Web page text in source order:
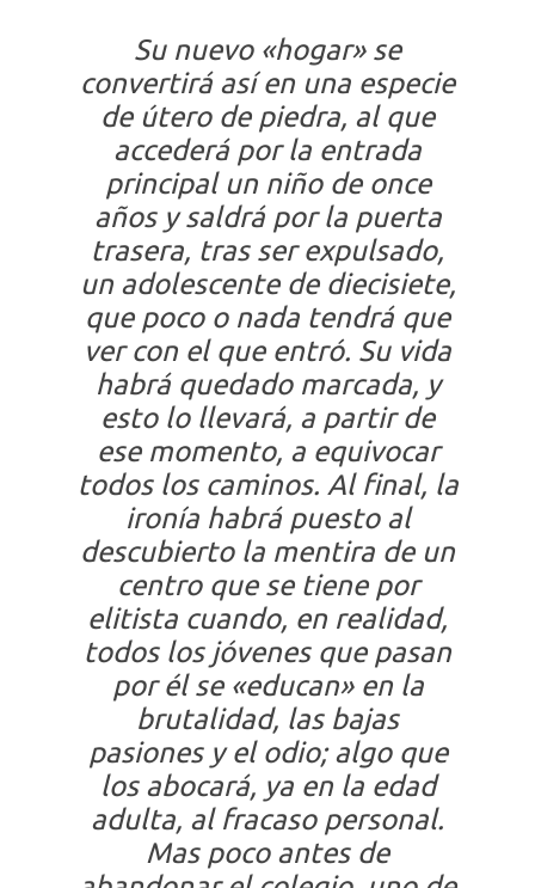
Su nuevo «hogar» se
convertirá así en una especie
de útero de piedra, al que
accederá por la entrada
principal un niño de once
años y saldrá por la puerta
trasera, tras ser expulsado,
un adolescente de diecisiete,
que poco o nada tendrá que
ver con el que entró. Su vida
habrá quedado marcada, y
esto lo llevará, a partir de
ese momento, a equivocar
todos los caminos. Al final, la
ironía habrá puesto al
descubierto la mentira de un
centro que se tiene por
elitista cuando, en realidad,
todos los jóvenes que pasan
por él se «educan» en la
brutalidad, las bajas
pasiones y el odio; algo que
los abocará, ya en la edad
adulta, al fracaso personal.
Mas poco antes de